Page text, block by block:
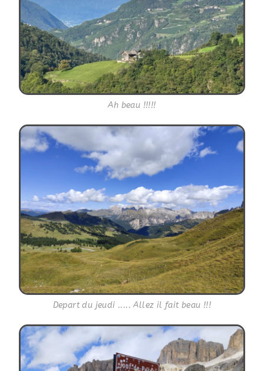
Ah beau !!!!!
Depart du jeudi ..... Allez il fait beau !!!